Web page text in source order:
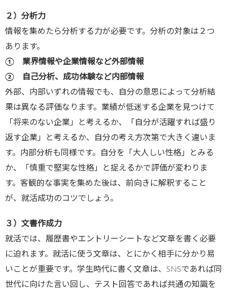
２）分析力
情報を集めたら分析する力が必要です。分析の対象は２つ
あります。
① 業界情報や企業情報など外部情報
② 自己分析、成功体験など内部情報
外部、内部いずれの情報でも、自分の意思によって分析結
果は異なる評価なります。業績が低迷する企業を見つけて
「将来のない企業」と考えるか、「自分が活躍すれば盛り
返す企業」と考えるか、自分の考え方次第で大きく違いま
す。内部分析も同様です。自分を「大人しい性格」とみる
か、「慎重で堅実な性格」と捉えるかで評価が変わりま
す。客観的な事実を集めた後は、前向きに解釈すること
が、就活成功のコツでしょう。
３）文書作成力
就活では、履歴書やエントリーシートなど文章を書く必要
に迫れます。就活に使う文章は、とにかく相手に分かり易
いことが重要です。学生時代に書く文章は、SNSであれば同
世代に向けた言い回し、テスト回答であれば共通の知識を